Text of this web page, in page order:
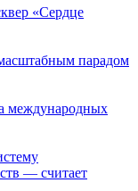
«Сердце
парадом
международных
— считает